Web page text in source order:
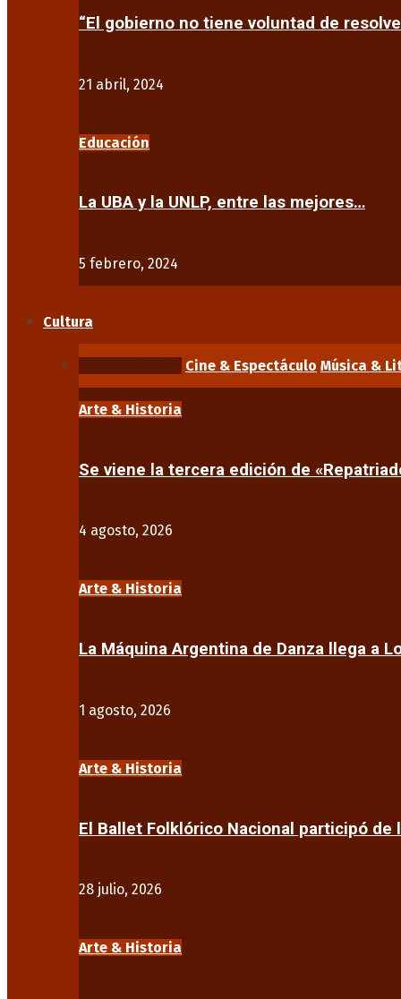
“El gobierno no tiene voluntad de
21 abril, 2024
Educación
La UBA y la UNLP, entre las mejores…
5 febrero, 2024
Cultura
Cine & Espectáculo Música &
Arte & Historia
Se viene la tercera edición de
4 agosto, 2026
Arte & Historia
La Máquina Argentina de Danza llega a
1 agosto, 2026
Arte & Historia
El Ballet Folklórico Nacional participó de
28 julio, 2026
Arte & Historia